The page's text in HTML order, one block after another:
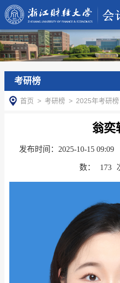
考研榜
首页 > 考研榜 > 2025年考研榜
翁奕
发布时间：2025-10-15 09:09
数： 173